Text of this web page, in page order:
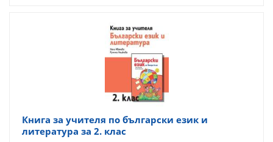
Книга за учителя по български език и
литература за 2. клас